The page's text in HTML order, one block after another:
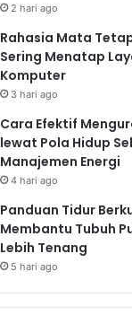
2 hari ago
Rahasia Mata
Sering Menatap
Komputer
3 hari ago
Cara Efektif
lewat Pola Hidup
Manajemen Energi
4 hari ago
Panduan Tidur
Membantu Tubuh
Lebih Tenang
5 hari ago